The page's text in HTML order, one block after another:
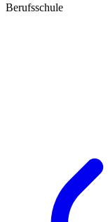
Berufsschule